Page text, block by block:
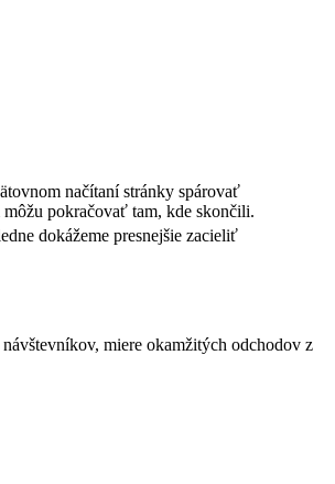
načítaní stránky spárovať
pokračovať tam, kde skončili.
dokážeme presnejšie zacieliť
miere okamžitých odchodov z